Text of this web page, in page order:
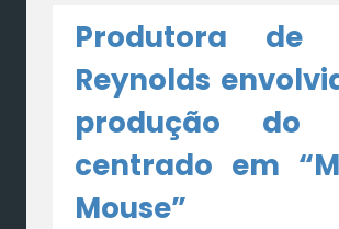
Produtora de
Reynolds
produção do
centrado em
Mouse”